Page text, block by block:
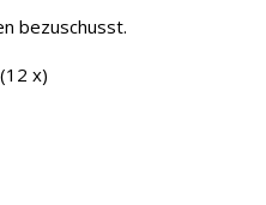
bezuschusst.
x)